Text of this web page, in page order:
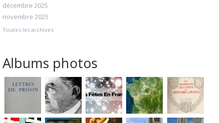
décembre 2025
novembre 2025
Toutes les archives
Albums photos